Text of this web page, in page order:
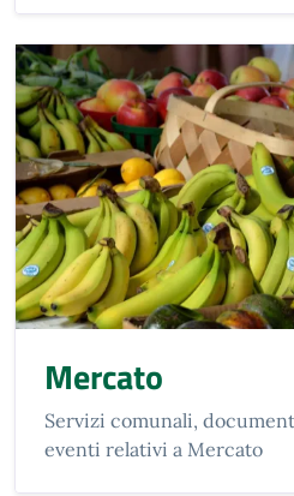
Mercato
Servizi comunali,
eventi relativi a Mercato